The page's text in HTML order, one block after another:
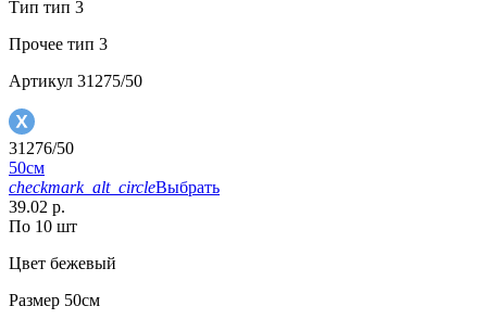
Тип тип 3
Прочее тип 3
Артикул 31275/50
31276/50
50см
checkmark_alt_circleВыбрать
39.02 р.
По 10 шт
Цвет бежевый
Размер 50см